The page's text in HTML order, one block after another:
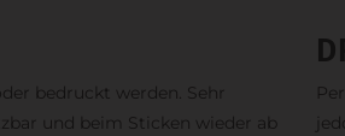
bedruckt werden. Sehr
und beim Sticken wieder ab